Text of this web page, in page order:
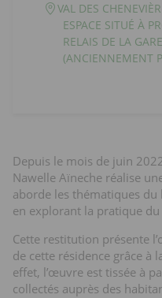
VAL DES
ESPACE SITUÉ À
RELAIS DE LA
(ANCIENNEMENT
Depuis le mois de juin
Nawelle Aïneche réalise
aborde les thématiques
en explorant la pratique du
Cette restitution présente
de cette résidence grâce à
effet, l’œuvre est tissée à
collectés auprès des